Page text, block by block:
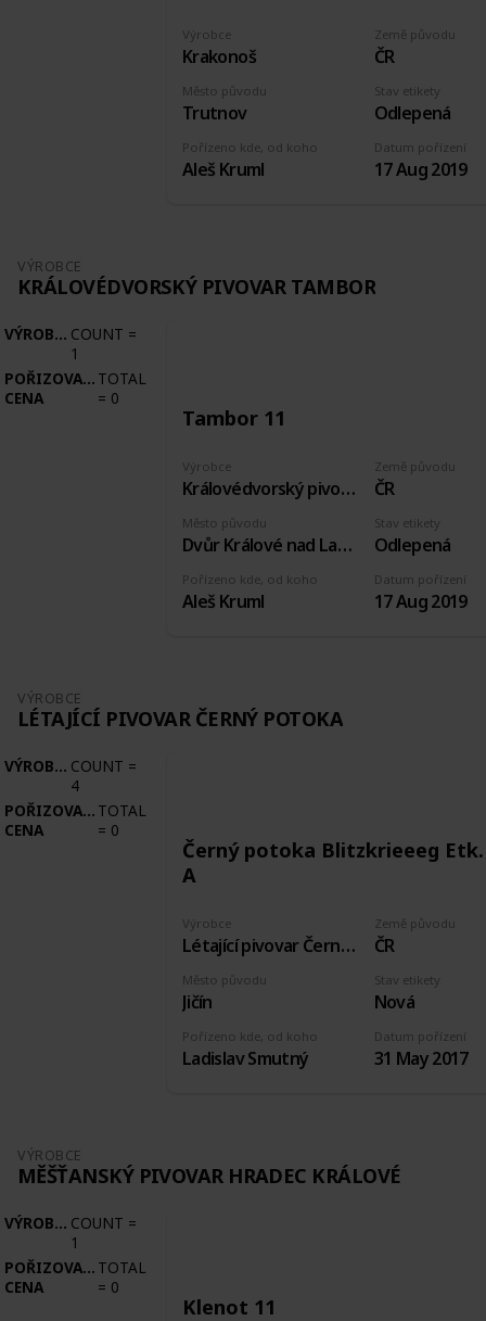
Výrobce
Krakonoš
Země původu
ČR
Pořízeno kde, od koho
Aleš Kruml
Stav etikety
Odlepená
Datum pořízení
17 Aug 2019
Město původu
Trutnov
VÝROBCE
KRÁLOVÉDVORSKÝ PIVOVAR TAMBOR
VÝROBCE COUNT =
1
POŘIZOVACÍ
CENA
TOTAL
= 0
Tambor 11
Výrobce
Královédvorský pivovar Tambor
Země původu
ČR
Pořízeno kde, od koho
Aleš Kruml
Stav etikety
Odlepená
Datum pořízení
17 Aug 2019
Město původu
Dvůr Králové nad Labem
VÝROBCE
LÉTAJÍCÍ PIVOVAR ČERNÝ POTOKA
VÝROBCE COUNT =
4
POŘIZOVACÍ
CENA
TOTAL
= 0
Černý potoka Blitzkrieeeg Etk.
A
Výrobce
Létající pivovar Černý potoka
Země původu
ČR
Pořízeno kde, od koho
Ladislav Smutný
Stav etikety
Nová
Datum pořízení
31 May 2017
Město původu
Jičín
VÝROBCE
MĚŠŤANSKÝ PIVOVAR HRADEC KRÁLOVÉ
VÝROBCE COUNT =
1
POŘIZOVACÍ
CENA
TOTAL
= 0
Klenot 11